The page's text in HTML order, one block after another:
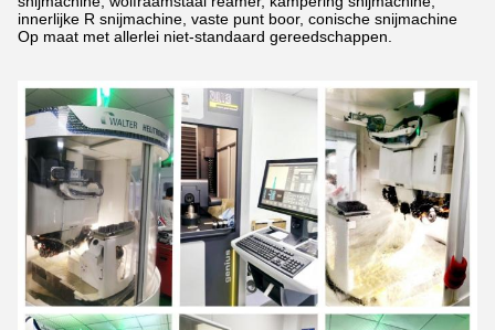
innerlijke R snijmachine, vaste punt boor, conische snijmachine
Op maat met allerlei niet-standaard gereedschappen.